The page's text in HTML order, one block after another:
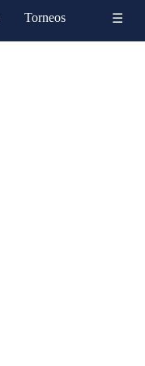
Torneos ☰